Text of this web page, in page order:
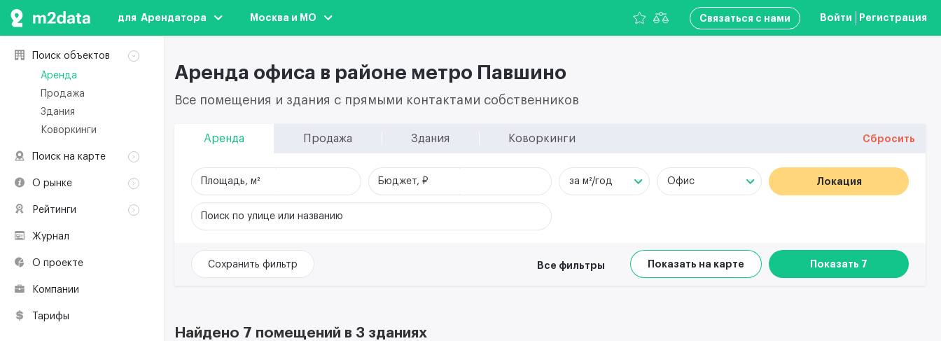
для  Арендатора Москва и МО Связаться с нами Войти Регистрация
Поиск объектов
Аренда
Продажа
Здания
Коворкинги
Поиск на карте
Здания
О рынке
Классификация
Премии по
Экологическая
ресурсы
Рейтинги
Журнал
О проекте
Компании
Тарифы
Аренда офиса в районе метро Павшино
Все помещения и здания с прямыми контактами собственников
Аренда Продажа Здания Коворкинги Сбросить
Площадь, м² Бюджет, ₽ за м²/год Офис
Поиск по улице или названию
Локация
Сохранить фильтр Все фильтры Показать на карте Показать 7
Найдено 7 помещений в 3 зданиях